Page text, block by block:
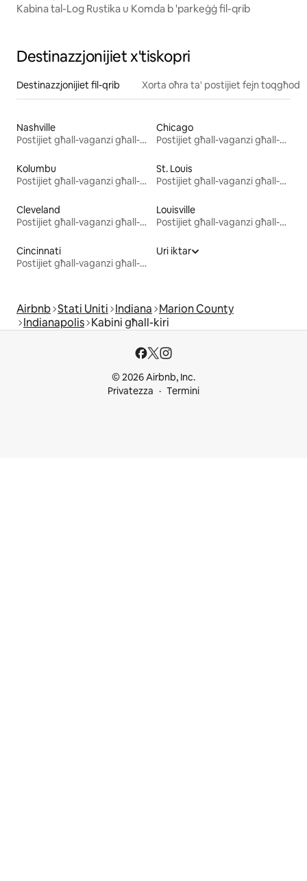
Kabina tal-Log Rustika u Komda b 'parkeġġ fil-qrib
Destinazzjonijiet x'tiskopri
Destinazzjonijiet fil-qrib Xorta oħra ta' postijiet fejn toqgħod
Nashville
Postijiet għall-vaganzi għall-kiri
Chicago
Postijiet għall-vaganzi għall-kiri
Kolumbu
Postijiet għall-vaganzi għall-kiri
St. Louis
Postijiet għall-vaganzi għall-kiri
Cleveland
Postijiet għall-vaganzi għall-kiri
Louisville
Postijiet għall-vaganzi għall-kiri
Cincinnati
Postijiet għall-vaganzi għall-kiri
Uri iktar
Airbnb Stati Uniti Indiana Marion County
Indianapolis Kabini għall-kiri
© 2026 Airbnb, Inc.
Privatezza
Termini